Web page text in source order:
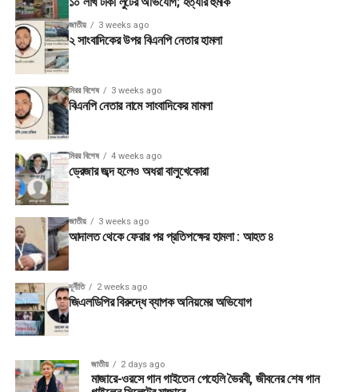
জাতীয় 3 weeks ago
২ সাংবাদিকের উপর বিএনপি নেতার হামলা
মিরর বিশেষ 3 weeks ago
বিএনপি নেতার নামে সাংবাদিকের মামলা
মিরর বিশেষ 4 weeks ago
ড্রেজার জব্দ হলেও অধরা বালুখেকোরা
জাতীয় 3 weeks ago
আদালত থেকে ফেরার পর প্রতিপক্ষের হামলা : আহত ৪
দূর্নীতি 2 weeks ago
জিএলডিপির বিরুদ্ধে ব্যাপক অনিয়মের অভিযোগ
জাতীয় 2 days ago
মাজারে-ওরসে গান গাইতেন পেহেলি ভৈরবী, জীবনের শেষ গান